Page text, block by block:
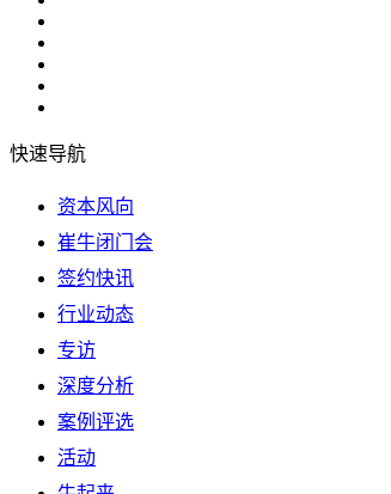
快速导航
资本风向
崔牛闭门会
签约快讯
行业动态
专访
深度分析
案例评选
活动